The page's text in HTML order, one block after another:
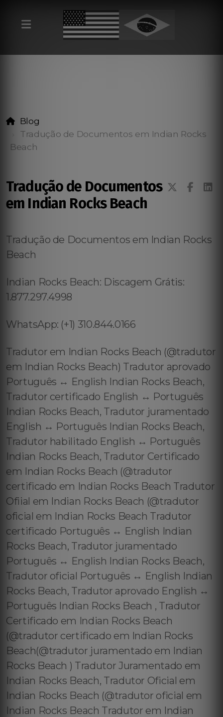
Blog
Tradução de Documentos em Indian Rocks
Beach
Tradução de Documentos
em Indian Rocks Beach
Tradução de Documentos em Indian Rocks
Beach
Indian Rocks Beach: Discagem Grátis:
1.877.297.4998
WhatsApp: (+1) 310.844.0166
Tradutor em Indian Rocks Beach (@tradutor
em Indian Rocks Beach) Tradutor aprovado
Português ↔️ English Indian Rocks Beach,
Tradutor certificado English ↔️ Português
Indian Rocks Beach, Tradutor juramentado
English ↔️ Português Indian Rocks Beach,
Tradutor habilitado English ↔️ Português
Indian Rocks Beach, Tradutor Certificado
em Indian Rocks Beach (@tradutor
certificado em Indian Rocks Beach Tradutor
Ofiial em Indian Rocks Beach (@tradutor
oficial em Indian Rocks Beach Tradutor
certificado Português ↔️ English Indian
Rocks Beach, Tradutor juramentado
Português ↔️ English Indian Rocks Beach,
Tradutor oficial Português ↔️ English Indian
Rocks Beach, Tradutor aprovado English ↔️
Português Indian Rocks Beach , Tradutor
Certificado em Indian Rocks Beach
(@tradutor certificado em Indian Rocks
Beach(@tradutor juramentado em Indian
Rocks Beach ) Tradutor Juramentado em
Indian Rocks Beach, Tradutor Oficial em
Indian Rocks Beach (@tradutor oficial em
Indian Rocks Beach Tradutor em Indian